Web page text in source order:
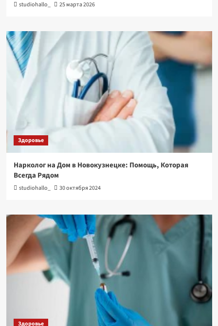
studiohallo_ 25 марта 2026
Здоровье
Нарколог на Дом в Новокузнецке: Помощь, Которая
Всегда Рядом
studiohallo_ 30 октября 2024
Здоровье